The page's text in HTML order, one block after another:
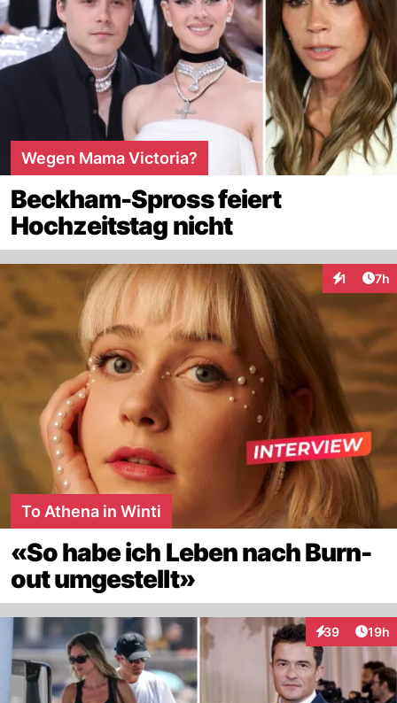
Wegen Mama Victoria?
Beckham-Spross feiert
Hochzeitstag nicht
1 7h
To Athena in Winti
«So habe ich Leben nach Burn-
out umgestellt»
39
Interaktionen
19h